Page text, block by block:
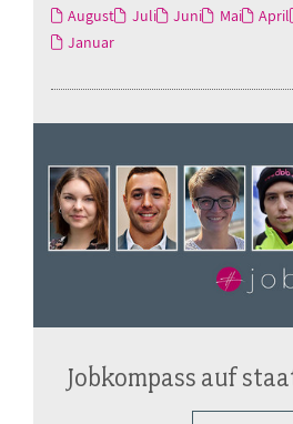
August
Juli Juni Mai April
Januar
Jobkompass auf